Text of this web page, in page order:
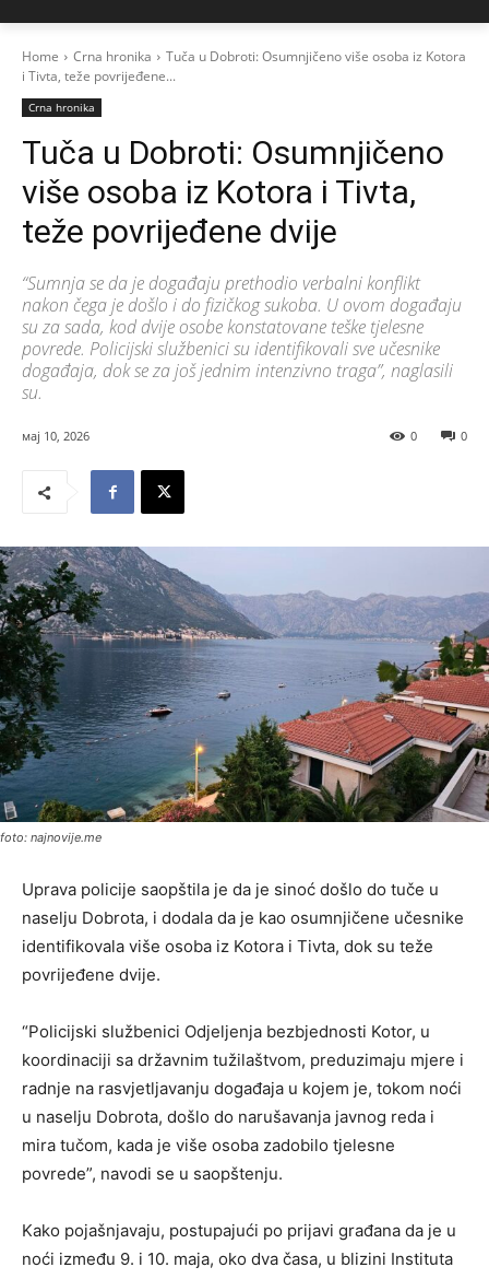
Home Crna hronika
Tuča u Dobroti: Osumnjičeno više osoba iz Kotora
i Tivta, teže povrijeđene...
Crna hronika
Tuča u Dobroti: Osumnjičeno
više osoba iz Kotora i Tivta,
teže povrijeđene dvije
“Sumnja se da je događaju prethodio verbalni konflikt
nakon čega je došlo i do fizičkog sukoba. U ovom događaju
su za sada, kod dvije osobe konstatovane teške tjelesne
povrede. Policijski službenici su identifikovali sve učesnike
događaja, dok se za još jednim intenzivno traga”, naglasili
su.
мај 10, 2026 0
0
foto: najnovije.me
Uprava policije saopštila je da je sinoć došlo do tuče u
naselju Dobrota, i dodala da je kao osumnjičene učesnike
identifikovala više osoba iz Kotora i Tivta, dok su teže
povrijeđene dvije.
“Policijski službenici Odjeljenja bezbjednosti Kotor, u
koordinaciji sa državnim tužilaštvom, preduzimaju mjere i
radnje na rasvjetljavanju događaja u kojem je, tokom noći
u naselju Dobrota, došlo do narušavanja javnog reda i
mira tučom, kada je više osoba zadobilo tjelesne
povrede”, navodi se u saopštenju.
Kako pojašnjavaju, postupajući po prijavi građana da je u
noći između 9. i 10. maja, oko dva časa, u blizini Instituta